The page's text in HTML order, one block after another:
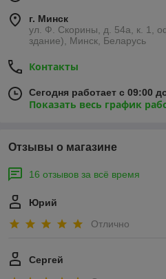
г. Минск
ул. Ф. Скорины, д. 54а, к. 1,
здание), Минск, Беларусь
Контакты
Сегодня работает с 09:00
Показать весь график
Отзывы о магазине
16 отзывов за всё время
Юрий
Отлично
Сергей